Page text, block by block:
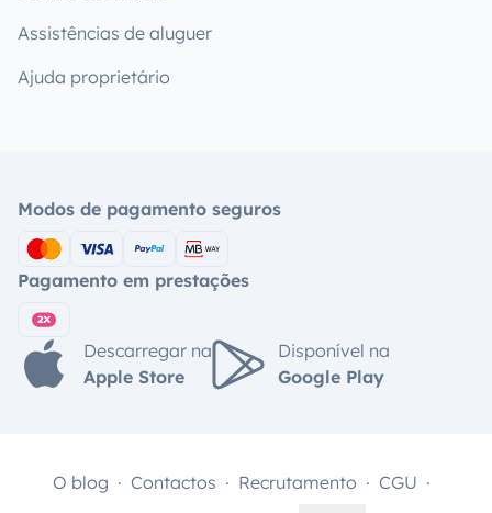
Assistências de aluguer
Ajuda proprietário
Modos de pagamento seguros
Pagamento em prestações
Descarregar na
Apple Store
Disponível na
Google Play
O blog Contactos Recrutamento CGU